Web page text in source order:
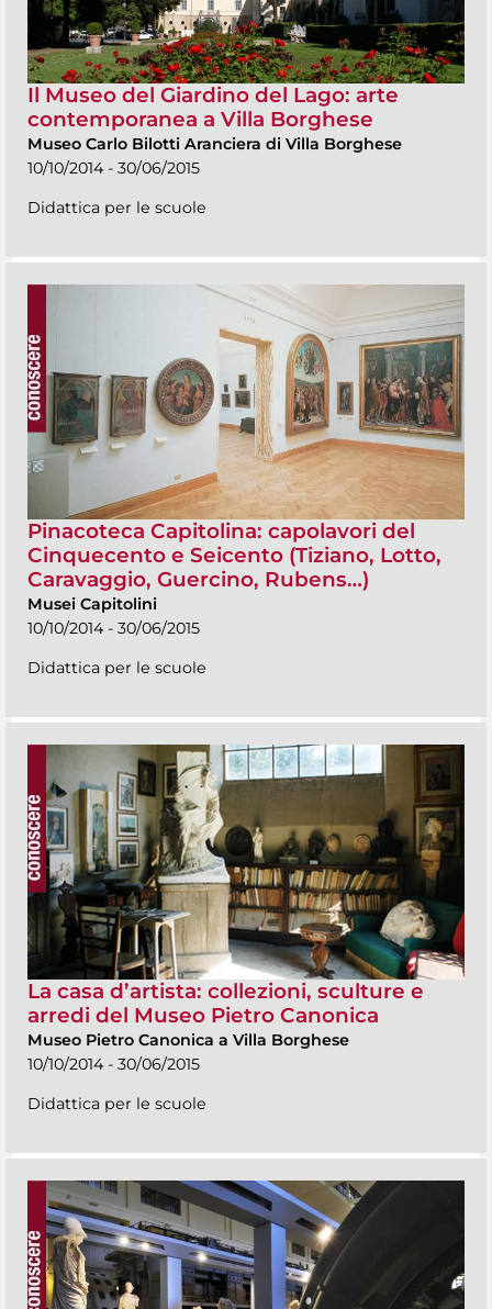
Il Museo del Giardino del Lago: arte
contemporanea a Villa Borghese
Museo Carlo Bilotti Aranciera di Villa Borghese
10/10/2014 - 30/06/2015
Didattica per le scuole
Pinacoteca Capitolina: capolavori del
Cinquecento e Seicento (Tiziano, Lotto,
Caravaggio, Guercino, Rubens…)
Musei Capitolini
10/10/2014 - 30/06/2015
Didattica per le scuole
La casa d’artista: collezioni, sculture e
arredi del Museo Pietro Canonica
Museo Pietro Canonica a Villa Borghese
10/10/2014 - 30/06/2015
Didattica per le scuole